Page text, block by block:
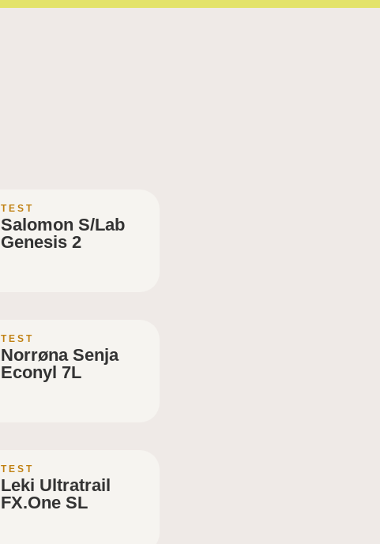
TEST
Salomon S/Lab
Genesis 2
TEST
Norrøna Senja
Econyl 7L
TEST
Leki Ultratrail
FX.One SL